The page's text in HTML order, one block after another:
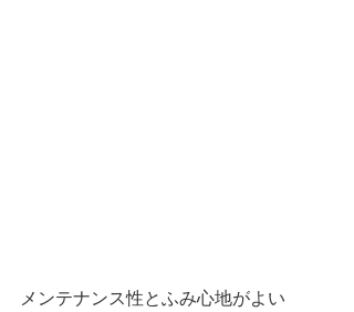
メンテナンス性とふみ心地がよい